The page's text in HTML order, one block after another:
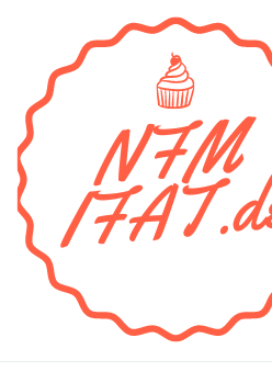
springen